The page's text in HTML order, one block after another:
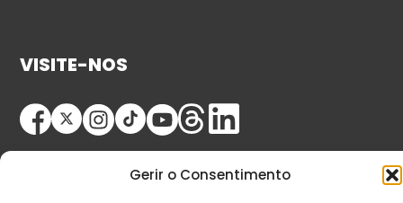
Gerir o Consentimento
VISITE-NOS